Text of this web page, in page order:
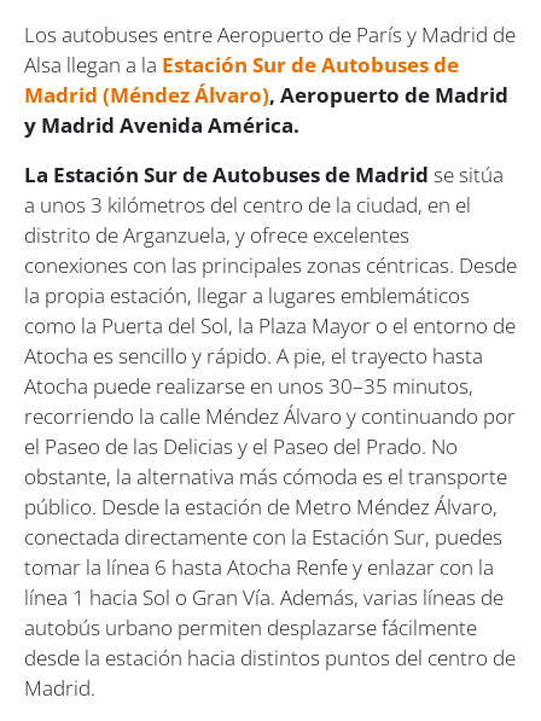
Los autobuses entre Aeropuerto de París y Madrid de
Alsa llegan a la Estación Sur de Autobuses de
Madrid (Méndez Álvaro), Aeropuerto de Madrid
y Madrid Avenida América.
La Estación Sur de Autobuses de Madrid se sitúa
a unos 3 kilómetros del centro de la ciudad, en el
distrito de Arganzuela, y ofrece excelentes
conexiones con las principales zonas céntricas. Desde
la propia estación, llegar a lugares emblemáticos
como la Puerta del Sol, la Plaza Mayor o el entorno de
Atocha es sencillo y rápido. A pie, el trayecto hasta
Atocha puede realizarse en unos 30–35 minutos,
recorriendo la calle Méndez Álvaro y continuando por
el Paseo de las Delicias y el Paseo del Prado. No
obstante, la alternativa más cómoda es el transporte
público. Desde la estación de Metro Méndez Álvaro,
conectada directamente con la Estación Sur, puedes
tomar la línea 6 hasta Atocha Renfe y enlazar con la
línea 1 hacia Sol o Gran Vía. Además, varias líneas de
autobús urbano permiten desplazarse fácilmente
desde la estación hacia distintos puntos del centro de
Madrid.